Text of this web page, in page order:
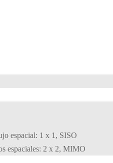
espacial: 1 x 1, SISO
espaciales: 2 x 2, MIMO